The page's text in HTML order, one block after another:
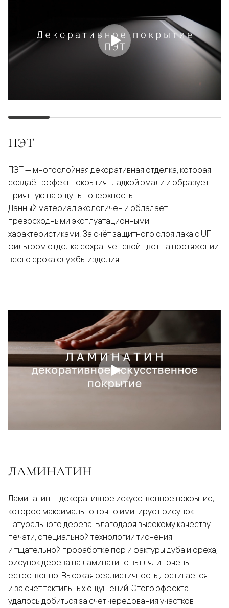
ПЭТ
ПЭТ — многослойная декоративная отделка, которая
создаёт эффект покрытия гладкой эмали и образует
приятную на ощупь поверхность.
Данный материал экологичен и обладает
превосходными эксплуатационными
характеристиками. За счёт защитного слоя лака с UF
фильтром отделка сохраняет свой цвет на протяжении
всего срока службы изделия.
ЛАМИНАТИН
Ламинатин — декоративное искусственное покрытие,
которое максимально точно имитирует рисунок
натурального дерева. Благодаря высокому качеству
печати, специальной технологии тиснения
и тщательной проработке пор и фактуры дуба и ореха,
рисунок дерева на ламинатине выглядит очень
естественно. Высокая реалистичность достигается
и за счет тактильных ощущений. Этого эффекта
удалось добиться за счет чередования участков